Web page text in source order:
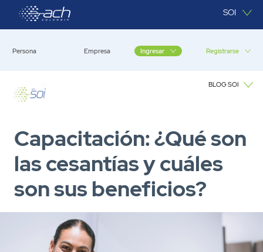
Saltar al contenido principal SOI
Persona Empresa Ingresar Registrarse
BLOG SOI
Capacitación: ¿Qué son
las cesantías y cuáles
son sus beneficios?